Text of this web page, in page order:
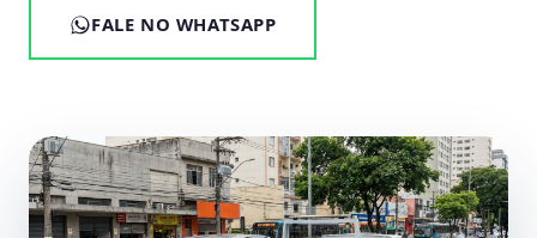
FALE NO WHATSAPP